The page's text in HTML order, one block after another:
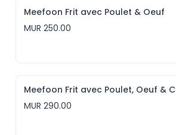
Meefoon Frit avec Poulet & Oeuf
MUR 250.00
MUR 290.00